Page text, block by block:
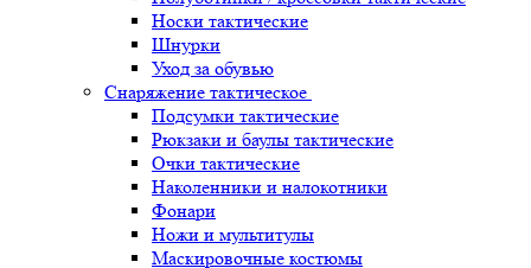
Носки тактические
Шнурки
Уход за обувью
Снаряжение тактическое
Подсумки тактические
Рюкзаки и баулы тактические
Очки тактические
Наколенники и налокотники
Фонари
Ножи и мультитулы
Маскировочные костюмы